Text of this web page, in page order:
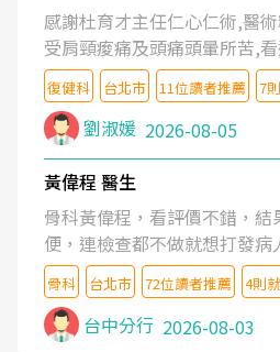
感謝杜育才主任仁心仁術,醫
受肩頸痠痛及頭痛頭暈所苦,
檢查,也嘗試過西醫打針,中醫
沒有用,後來連吃到嗎啡類止痛
症狀,沒多久就痛起來,多年失
台灣親友介紹忠孝醫院杜育
家,上網搜尋杜主任相關文章新
定決心飛回台北找杜醫師診
治療真的很厲害,第一次乾針
家特別好睡,經過幾次治療,長
主任除了打針超厲害,還會一直
好做運動,看診態度親切溫暖,
大力推荐!
復健科 台北市 11位讀者推薦 7
劉淑媛 2026-08-05
黃偉程 醫生
骨科黃偉程，看評價不錯，
便，連檢查都不做就想打發病
想詢問病情還被陰陽怪氣嘲諷
大頭症，變得自負不尊重病人
檢查都懶得做，治療會有用才
骨科 台北市 72位讀者推薦 4則
台中分行 2026-08-03